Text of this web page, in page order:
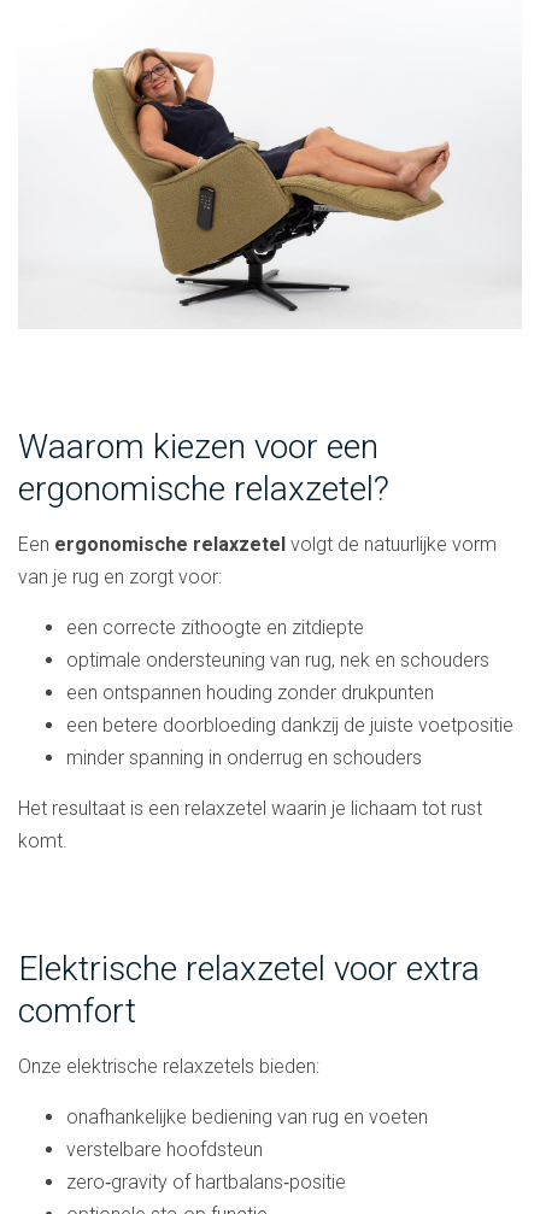
Waarom kiezen voor een
ergonomische relaxzetel?
Een ergonomische relaxzetel volgt de natuurlijke vorm
van je rug en zorgt voor:
een correcte zithoogte en zitdiepte
optimale ondersteuning van rug, nek en schouders
een ontspannen houding zonder drukpunten
een betere doorbloeding dankzij de juiste voetpositie
minder spanning in onderrug en schouders
Het resultaat is een relaxzetel waarin je lichaam tot rust
komt.
Elektrische relaxzetel voor extra
comfort
Onze elektrische relaxzetels bieden:
onafhankelijke bediening van rug en voeten
verstelbare hoofdsteun
zero‑gravity of hartbalans‑positie